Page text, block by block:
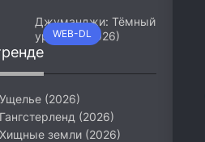
WEB-DL
Джуманджи: Тёмный
уровень (2026)
Ущелье (2026)
Гангстерленд (2026)
Хищные земли (2026)